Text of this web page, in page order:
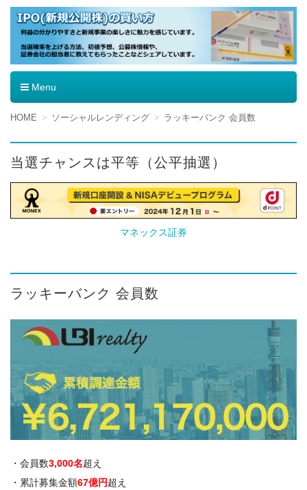
IPO（新規公開株）の買い方
Menu
コ
テ
ン
ツ
へ
移
動
HOME ソーシャルレンディング ラッキーバンク 会員数
当選チャンスは平等（公平抽選）
マネックス証券
ラッキーバンク 会員数
・会員数3,000名超え
・累計募集金額67億円超え